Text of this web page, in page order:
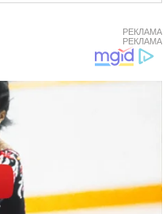
РЕКЛАМА
РЕКЛАМА